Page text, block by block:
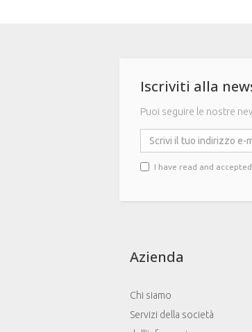
Iscriviti alla
Puoi seguire le nostre
I have read and accepted
Azienda
Chi siamo
Servizi della società